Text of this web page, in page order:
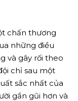
chấn thương
những điều
và gây rối theo
chỉ sau một
sắc nhất của
gần gũi hơn và